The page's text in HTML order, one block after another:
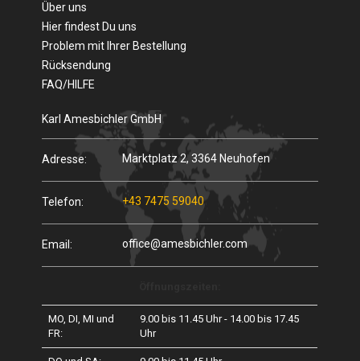
Über uns
Hier findest Du uns
Problem mit Ihrer Bestellung
Rücksendung
FAQ/HILFE
Karl Amesbichler GmbH
Adresse: Marktplatz 2, 3364 Neuhofen
Telefon: +43 7475 59040
Email: office@amesbichler.com
MO, DI, MI und
FR:
9.00 bis 11.45 Uhr - 14.00 bis 17.45
Uhr